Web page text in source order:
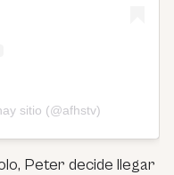
sitio (@afhstv)
Peter decide llegar